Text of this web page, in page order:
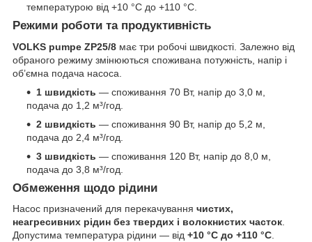
температурою від +10 °C до +110 °C.
Режими роботи та продуктивність
VOLKS pumpe ZP25/8 має три робочі швидкості. Залежно від
обраного режиму змінюються споживана потужність, напір і
об’ємна подача насоса.
1 швидкість — споживання 70 Вт, напір до 3,0 м,
подача до 1,2 м³/год.
2 швидкість — споживання 90 Вт, напір до 5,2 м,
подача до 2,4 м³/год.
3 швидкість — споживання 120 Вт, напір до 8,0 м,
подача до 3,8 м³/год.
Обмеження щодо рідини
Насос призначений для перекачування чистих,
неагресивних рідин без твердих і волокнистих часток.
Допустима температура рідини — від +10 °C до +110 °C.